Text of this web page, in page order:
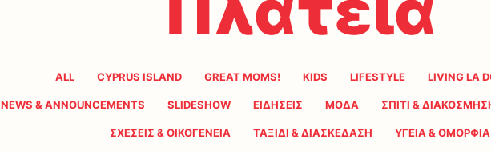
ALL CYPRUS ISLAND GREAT MOMS! KIDS LIFESTYLE LIVING LA
NEWS & ANNOUNCEMENTS SLIDESHOW ΕΙΔΗΣΕΙΣ ΜΟΔΑ ΣΠΙΤΙ &
ΣΧΕΣΕΙΣ & ΟΙΚΟΓΕΝΕΙΑ ΤΑΞΙΔΙ & ΔΙΑΣΚΕΔΑΣΗ ΥΓΕΙΑ & ΟΜΟΡΦΙΑ